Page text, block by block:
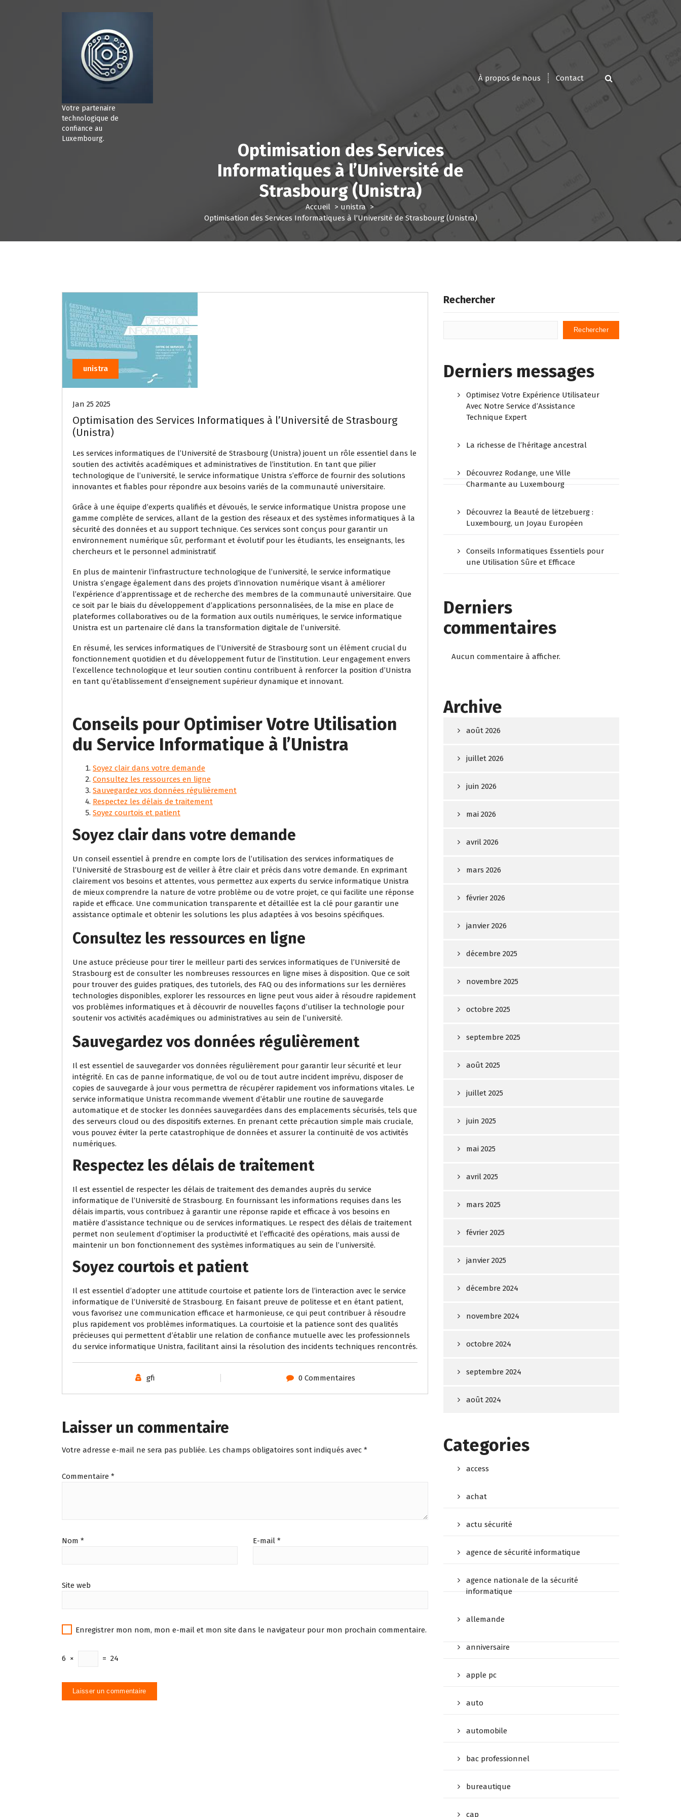
Votre partenaire
technologique de
confiance au
Luxembourg.
À propos de nous Contact
Optimisation des Services
Informatiques à l’Université de
Strasbourg (Unistra)
Accueil> unistra>
Optimisation des Services Informatiques à l’Université de Strasbourg (Unistra)
unistra
Jan 25 2025
Optimisation des Services Informatiques à l’Université de Strasbourg
(Unistra)
Les services informatiques de l’Université de Strasbourg (Unistra) jouent un rôle essentiel dans le
soutien des activités académiques et administratives de l’institution. En tant que pilier
technologique de l’université, le service informatique Unistra s’efforce de fournir des solutions
innovantes et fiables pour répondre aux besoins variés de la communauté universitaire.
Grâce à une équipe d’experts qualifiés et dévoués, le service informatique Unistra propose une
gamme complète de services, allant de la gestion des réseaux et des systèmes informatiques à la
sécurité des données et au support technique. Ces services sont conçus pour garantir un
environnement numérique sûr, performant et évolutif pour les étudiants, les enseignants, les
chercheurs et le personnel administratif.
En plus de maintenir l’infrastructure technologique de l’université, le service informatique
Unistra s’engage également dans des projets d’innovation numérique visant à améliorer
l’expérience d’apprentissage et de recherche des membres de la communauté universitaire. Que
ce soit par le biais du développement d’applications personnalisées, de la mise en place de
plateformes collaboratives ou de la formation aux outils numériques, le service informatique
Unistra est un partenaire clé dans la transformation digitale de l’université.
En résumé, les services informatiques de l’Université de Strasbourg sont un élément crucial du
fonctionnement quotidien et du développement futur de l’institution. Leur engagement envers
l’excellence technologique et leur soutien continu contribuent à renforcer la position d’Unistra
en tant qu’établissement d’enseignement supérieur dynamique et innovant.
Conseils pour Optimiser Votre Utilisation
du Service Informatique à l’Unistra
Soyez clair dans votre demande
Consultez les ressources en ligne
Sauvegardez vos données régulièrement
Respectez les délais de traitement
Soyez courtois et patient
Soyez clair dans votre demande
Un conseil essentiel à prendre en compte lors de l’utilisation des services informatiques de
l’Université de Strasbourg est de veiller à être clair et précis dans votre demande. En exprimant
clairement vos besoins et attentes, vous permettez aux experts du service informatique Unistra
de mieux comprendre la nature de votre problème ou de votre projet, ce qui facilite une réponse
rapide et efficace. Une communication transparente et détaillée est la clé pour garantir une
assistance optimale et obtenir les solutions les plus adaptées à vos besoins spécifiques.
Consultez les ressources en ligne
Une astuce précieuse pour tirer le meilleur parti des services informatiques de l’Université de
Strasbourg est de consulter les nombreuses ressources en ligne mises à disposition. Que ce soit
pour trouver des guides pratiques, des tutoriels, des FAQ ou des informations sur les dernières
technologies disponibles, explorer les ressources en ligne peut vous aider à résoudre rapidement
vos problèmes informatiques et à découvrir de nouvelles façons d’utiliser la technologie pour
soutenir vos activités académiques ou administratives au sein de l’université.
Sauvegardez vos données régulièrement
Il est essentiel de sauvegarder vos données régulièrement pour garantir leur sécurité et leur
intégrité. En cas de panne informatique, de vol ou de tout autre incident imprévu, disposer de
copies de sauvegarde à jour vous permettra de récupérer rapidement vos informations vitales. Le
service informatique Unistra recommande vivement d’établir une routine de sauvegarde
automatique et de stocker les données sauvegardées dans des emplacements sécurisés, tels que
des serveurs cloud ou des dispositifs externes. En prenant cette précaution simple mais cruciale,
vous pouvez éviter la perte catastrophique de données et assurer la continuité de vos activités
numériques.
Respectez les délais de traitement
Il est essentiel de respecter les délais de traitement des demandes auprès du service
informatique de l’Université de Strasbourg. En fournissant les informations requises dans les
délais impartis, vous contribuez à garantir une réponse rapide et efficace à vos besoins en
matière d’assistance technique ou de services informatiques. Le respect des délais de traitement
permet non seulement d’optimiser la productivité et l’efficacité des opérations, mais aussi de
maintenir un bon fonctionnement des systèmes informatiques au sein de l’université.
Soyez courtois et patient
Il est essentiel d’adopter une attitude courtoise et patiente lors de l’interaction avec le service
informatique de l’Université de Strasbourg. En faisant preuve de politesse et en étant patient,
vous favorisez une communication efficace et harmonieuse, ce qui peut contribuer à résoudre
plus rapidement vos problèmes informatiques. La courtoisie et la patience sont des qualités
précieuses qui permettent d’établir une relation de confiance mutuelle avec les professionnels
du service informatique Unistra, facilitant ainsi la résolution des incidents techniques rencontrés.
gfi 0 Commentaires
Laisser un commentaire
Votre adresse e-mail ne sera pas publiée. Les champs obligatoires sont indiqués avec *
Commentaire *
Nom * E-mail *
Site web
Enregistrer mon nom, mon e-mail et mon site dans le navigateur pour mon prochain commentaire.
6 × = 24
Rechercher
Rechercher
Derniers messages
Optimisez Votre Expérience Utilisateur
Avec Notre Service d’Assistance
Technique Expert
La richesse de l’héritage ancestral
Découvrez Rodange, une Ville
Charmante au Luxembourg
Découvrez la Beauté de lëtzebuerg :
Luxembourg, un Joyau Européen
Conseils Informatiques Essentiels pour
une Utilisation Sûre et Efficace
Derniers
commentaires
Aucun commentaire à afficher.
Archive
août 2026
juillet 2026
juin 2026
mai 2026
avril 2026
mars 2026
février 2026
janvier 2026
décembre 2025
novembre 2025
octobre 2025
septembre 2025
août 2025
juillet 2025
juin 2025
mai 2025
avril 2025
mars 2025
février 2025
janvier 2025
décembre 2024
novembre 2024
octobre 2024
septembre 2024
août 2024
Categories
access
achat
actu sécurité
agence de sécurité informatique
agence nationale de la sécurité
informatique
allemande
anniversaire
apple pc
auto
automobile
bac professionnel
bureautique
cap